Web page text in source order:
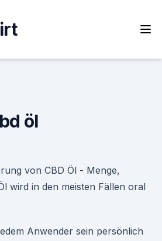
öl
von CBD Öl - Menge,
wird in den meisten Fällen oral
Anwender sein persönlich